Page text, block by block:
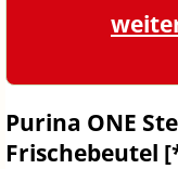
Purina ONE
Frischebeutel